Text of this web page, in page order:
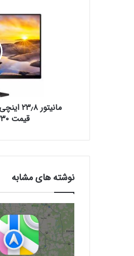
ی
ف
ی
ل
ی
پ
س
ب
قیمت ۳۳۰ دلار معرفی شد
نوشته های مشابه